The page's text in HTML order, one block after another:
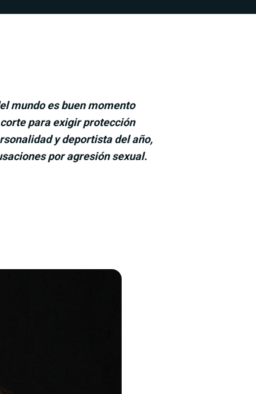
mundo es buen momento
para exigir protección
y deportista del año,
por agresión sexual.